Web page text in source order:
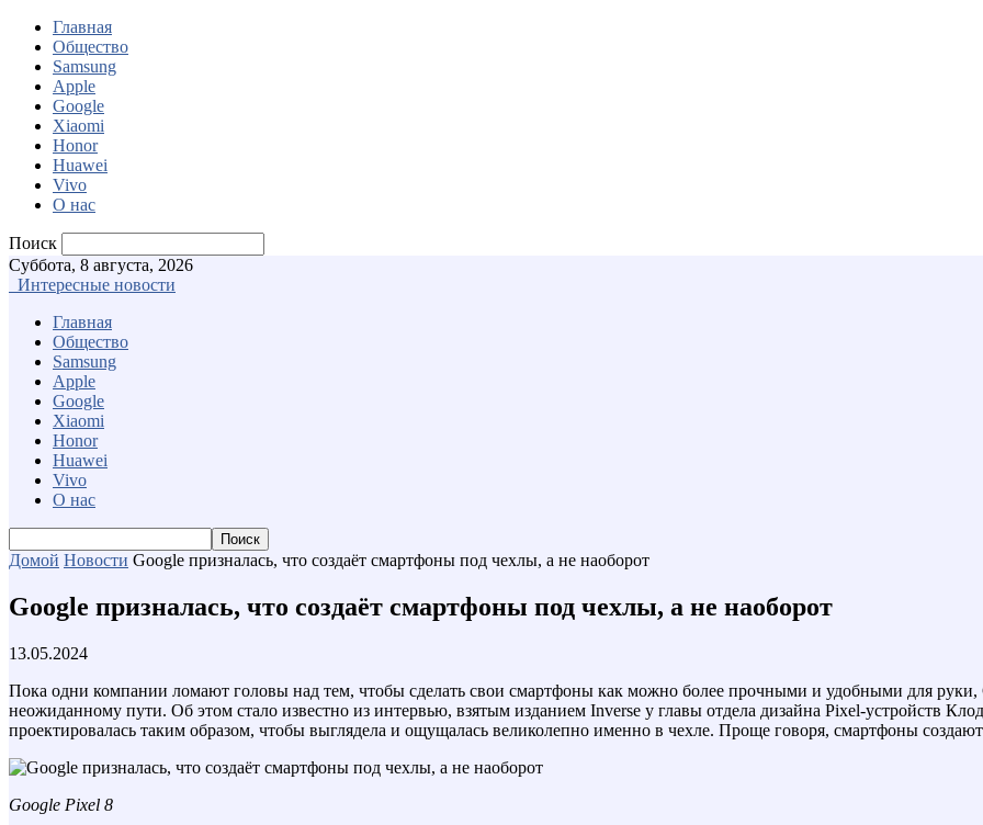
Главная
Общество
Samsung
Apple
Google
Xiaomi
Honor
Huawei
Vivo
О нас
Поиск
Суббота, 8 августа, 2026
Интересные новости
Главная
Общество
Samsung
Apple
Google
Xiaomi
Honor
Huawei
Vivo
О нас
Домой Новости Google призналась, что создаёт смартфоны под чехлы, а не наоборот
Google призналась, что создаёт смартфоны под чехлы, а не наоборот
13.05.2024
Пока одни компании ломают головы над тем, чтобы сделать свои смартфоны как можно более прочными и удобными для
неожиданному пути. Об этом стало известно из интервью, взятым изданием Inverse у главы отдела дизайна Pixel-устройств
проектировалась таким образом, чтобы выглядела и ощущалась великолепно именно в чехле. Проще говоря, смартфоны
Google Pixel 8